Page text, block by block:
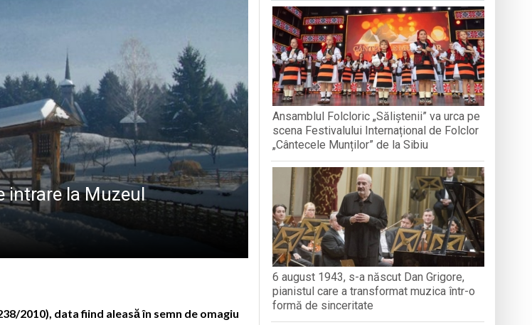
ani de la moartea lui Iancu de Hunedoara
14–16 august
Sighet găzduiește o nouă întâlnire a clubului de carte „Legături Literare”
unui eveniment internațional dedicat prieteniei și diversității culturale
intrare la Muzeul
2010), data fiind aleasă în semn de omagiu
Ansamblul Folcloric „Săliștenii” va urca pe
scena Festivalului Internațional de Folclor
„Cântecele Munților” de la Sibiu
6 august 1943, s-a născut Dan Grigore,
pianistul care a transformat muzica într-o
formă de sinceritate